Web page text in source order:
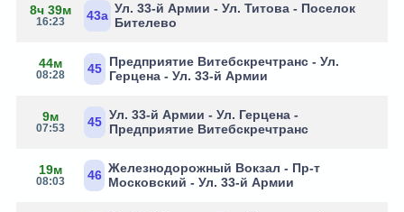
8ч 39м
16:23 43а Ул. 33-й Армии - Ул. Титова - Поселок
Бителево
44м
08:28 45 Предприятие Витебскречтранс - Ул.
Герцена - Ул. 33-й Армии
9м
07:53 45 Ул. 33-й Армии - Ул. Герцена -
Предприятие Витебскречтранс
19м
08:03 46 Железнодорожный Вокзал - Пр-т
Московский - Ул. 33-й Армии